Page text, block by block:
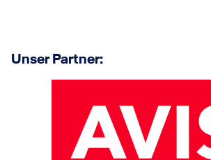
Unser Partner: